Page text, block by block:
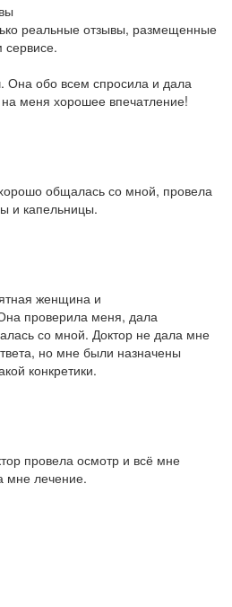
реальные отзывы, размещенные
Она обо всем спросила и дала
меня хорошее впечатление!
общалась со мной, провела
и капельницы.
женщина и
проверила меня, дала
со мной. Доктор не дала мне
но мне были назначены
конкретики.
провела осмотр и всё мне
мне лечение.